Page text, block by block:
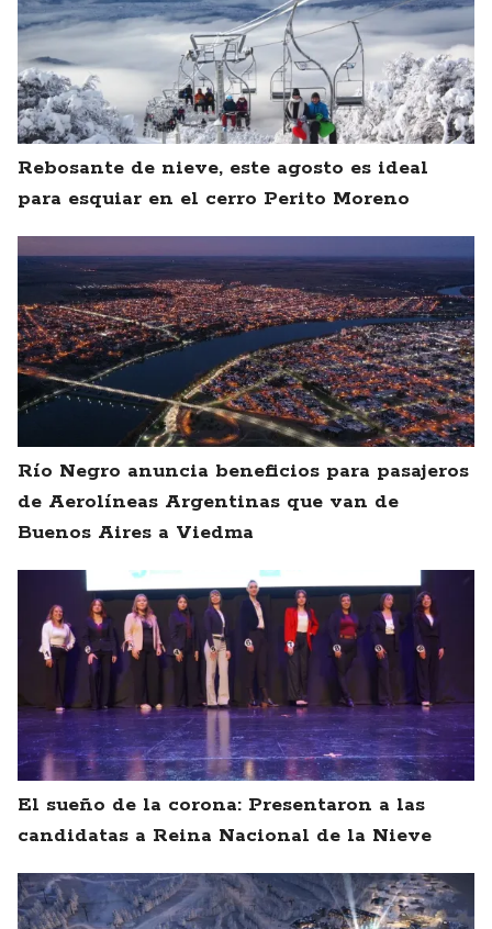
Rebosante de nieve, este agosto es ideal
para esquiar en el cerro Perito Moreno
Río Negro anuncia beneficios para pasajeros
de Aerolíneas Argentinas que van de
Buenos Aires a Viedma
El sueño de la corona: Presentaron a las
candidatas a Reina Nacional de la Nieve